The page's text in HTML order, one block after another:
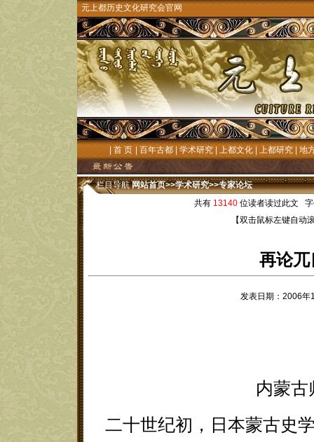
元上都历史文化研究会官网
首 页 百年古都 学术研究 上都文化 上都研究 地
栏目导航 网站首页>>学术研究>>专家论坛
共有 13140 位读者读过此文
【双击鼠标左键自
再论兀
发表日期：2006
内蒙
二十世纪初，日本蒙古史